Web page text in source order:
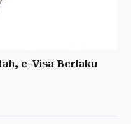
e-Visa Berlaku